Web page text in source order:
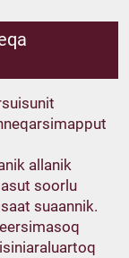
allanik
soorlu
suaannik.